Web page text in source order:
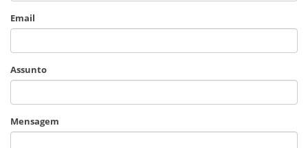
Email
Assunto
Mensagem